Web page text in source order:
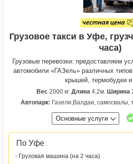
Грузовое такси в Уфе,
часа)
Грузовые перевозки: предоставляем
автомобили «ГАЗель» различных
крышей, термобудки и
Вес2000 кг. Длина4,2м. Ширина
Автопарк: Газели,Валдаи, самосвалы,
Основные услуги
По Уфе :
- Грузовая машина (на 2 часа)